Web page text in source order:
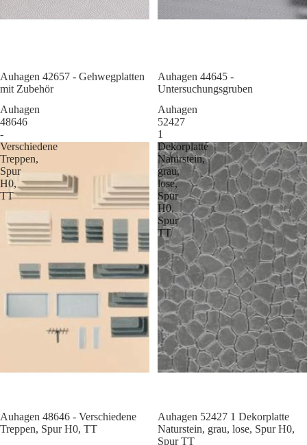
Auhagen 42657 - Gehwegplatten
mit Zubehör
Sale
Auhagen 44645 -
Untersuchungsgruben
Auhagen
48646
-
Verschiedene
Treppen,
Spur
H0,
TT
Auhagen 48646 - Verschiedene
Treppen, Spur H0, TT
Auhagen
52427
1
Dekorplatte
Naturstein,
grau,
lose,
Spur
H0,
Spur
TT
Auhagen 52427 1 Dekorplatte
Naturstein, grau, lose, Spur H0,
Spur TT